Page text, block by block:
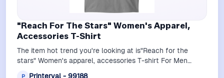
"Reach For The Stars" Women's Apparel,
Accessories T-Shirt
The item hot trend you're looking at is"Reach for the
stars" Women's apparel, accessories T-shirt For Men
P Printerval - 99188